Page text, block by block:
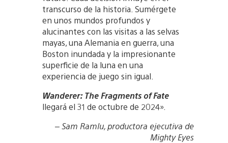
transcurso de la historia. Sumérgete
en unos mundos profundos y
alucinantes con las visitas a las selvas
mayas, una Alemania en guerra, una
Boston inundada y la impresionante
superficie de la luna en una
experiencia de juego sin igual.
Wanderer: The Fragments of Fate
llegará el 31 de octubre de 2024».
– Sam Ramlu, productora ejecutiva de
Mighty Eyes